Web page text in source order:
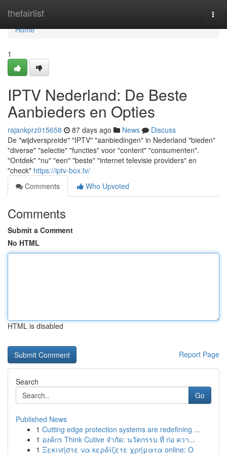
thefairlist
Home
Home
1
IPTV Nederland: De Beste
Aanbieders en Opties
rajankprz015658 87 days ago News
Discuss
De "wijdverspreide" "IPTV" "aanbiedingen" in Nederland "bieden"
"diverse" "selectie" "functies" voor "content" "consumenten".
"Ontdek" "nu" "een" "beste" "internet televisie providers" en
"check" https://iptv-box.tv/
Comments
Who Upvoted
Comments
Submit a Comment
No HTML
HTML is disabled
Report Page
Search
Go
Published News
1 Cutting edge protection systems are redefining ...
1 องค์กร Think Cutive จำกัด: นวัตกรรม ที่ ก่อ ควา...
1 Ξεκινήστε να κερδίζετε χρήματα online: Ο